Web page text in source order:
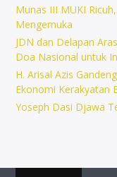
Munas III MUKI
Mengemuka
JDN dan Delapan
Doa Nasional untuk
H. Arisal Azis
Ekonomi Kerakyatan
Yoseph Dasi Djawa